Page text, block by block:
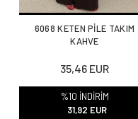
6068 KETEN PİLE TAKIM
35,46 EUR
%10 İNDİRİM
31,92 EUR